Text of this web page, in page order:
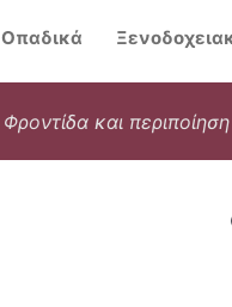
Οπαδικά
Φροντίδα και